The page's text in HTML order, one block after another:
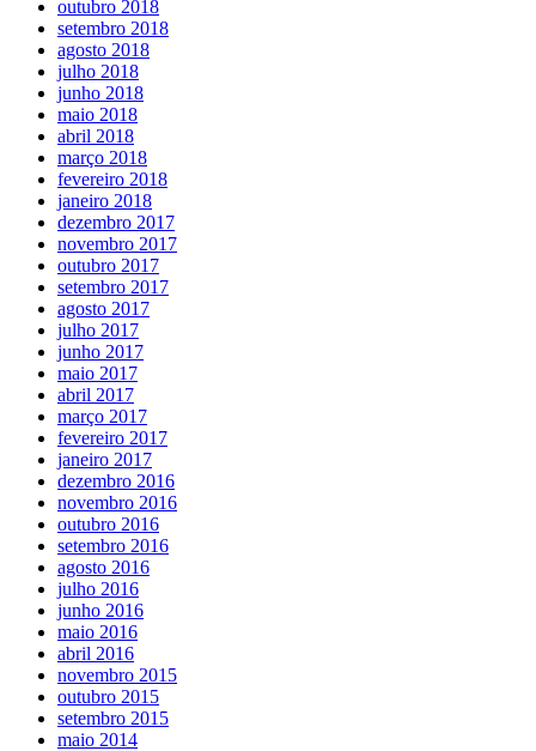
outubro 2018
setembro 2018
agosto 2018
julho 2018
junho 2018
maio 2018
abril 2018
março 2018
fevereiro 2018
janeiro 2018
dezembro 2017
novembro 2017
outubro 2017
setembro 2017
agosto 2017
julho 2017
junho 2017
maio 2017
abril 2017
março 2017
fevereiro 2017
janeiro 2017
dezembro 2016
novembro 2016
outubro 2016
setembro 2016
agosto 2016
julho 2016
junho 2016
maio 2016
abril 2016
novembro 2015
outubro 2015
setembro 2015
maio 2014